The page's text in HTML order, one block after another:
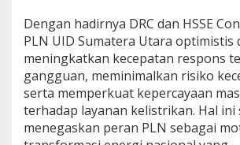
Dengan hadirnya DRC dan HSSE
PLN UID Sumatera Utara optimistis
meningkatkan kecepatan respons
gangguan, meminimalkan risiko
serta memperkuat kepercayaan
terhadap layanan kelistrikan. Hal ini
menegaskan peran PLN sebagai